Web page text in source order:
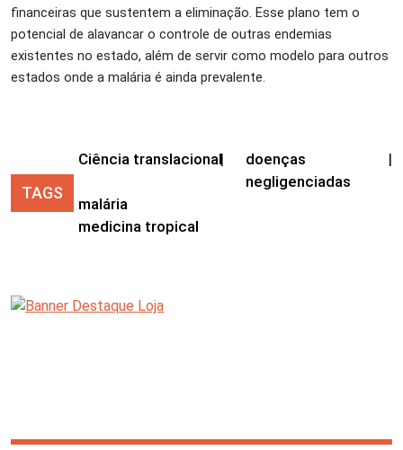
financeiras que sustentem a eliminação. Esse plano tem o
potencial de alavancar o controle de outras endemias
existentes no estado, além de servir como modelo para outros
estados onde a malária é ainda prevalente.
TAGS
Ciência translacional|
doenças
negligenciadas
|
malária
medicina tropical